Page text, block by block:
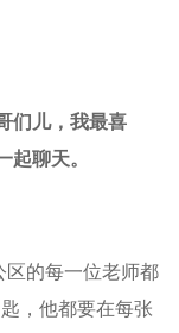
们儿，我最喜
聊天。
区的每一位老师都
，他都要在每张